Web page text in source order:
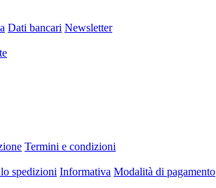
Dati bancari Newsletter
Termini e condizioni
spedizioni Informativa Modalità di pagamento